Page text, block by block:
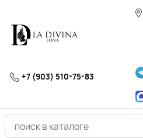
+7 (903) 510-75-83